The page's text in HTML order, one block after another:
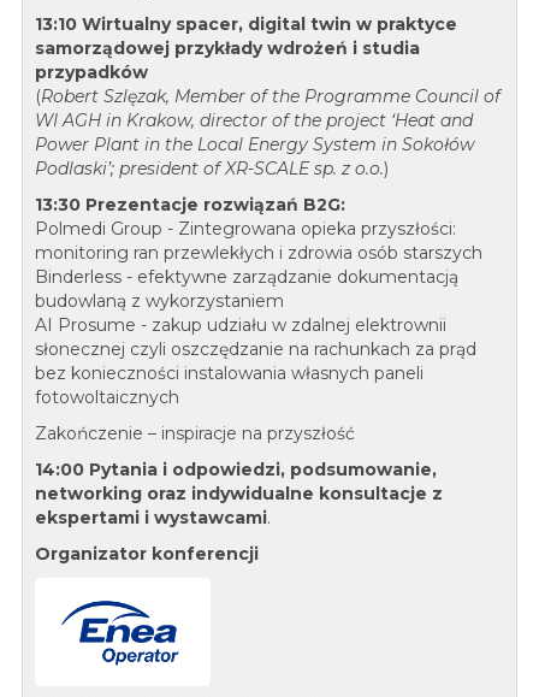
13:10 Wirtualny spacer, digital twin w praktyce
samorządowej przykłady wdrożeń i studia
przypadków
(Robert Szlęzak, Member of the Programme Council of
WI AGH in Krakow, director of the project ‘Heat and
Power Plant in the Local Energy System in Sokołów
Podlaski’; president of XR-SCALE sp. z o.o.)
13:30 Prezentacje rozwiązań B2G:
Polmedi Group - Zintegrowana opieka przyszłości:
monitoring ran przewlekłych i zdrowia osób starszych
Binderless - efektywne zarządzanie dokumentacją
budowlaną z wykorzystaniem
AI Prosume - zakup udziału w zdalnej elektrownii
słonecznej czyli oszczędzanie na rachunkach za prąd
bez konieczności instalowania własnych paneli
fotowoltaicznych
Zakończenie – inspiracje na przyszłość
14:00 Pytania i odpowiedzi, podsumowanie,
networking oraz indywidualne konsultacje z
ekspertami i wystawcami.
Organizator konferencji